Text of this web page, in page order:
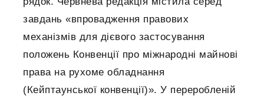
завдань «впровадження правових
механізмів для дієвого застосування
положень Конвенції про міжнародні майнові
права на рухоме обладнання
(Кейптаунської конвенції)». У переробленій